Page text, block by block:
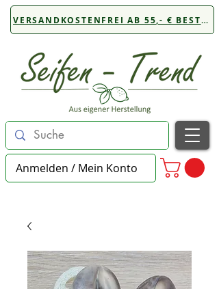
VERSANDKOSTENFREI AB 55,- € BESTELLWERT
Anmelden / Mein Konto